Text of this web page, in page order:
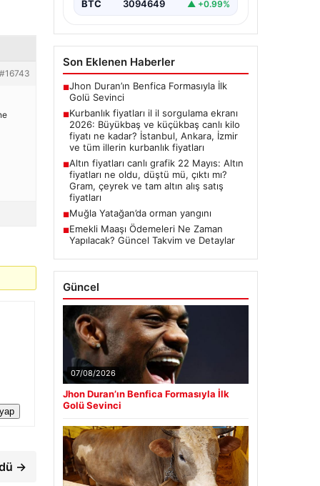
#16743
→
BTC 3094649 ▲ +0.99%
Son Eklenen Haberler
■Jhon Duran’ın Benfica Formasıyla İlk
Golü Sevinci
■Kurbanlık fiyatları il il sorgulama ekranı
2026: Büyükbaş ve küçükbaş canlı kilo
fiyatı ne kadar? İstanbul, Ankara, İzmir
ve tüm illerin kurbanlık fiyatları
■Altın fiyatları canlı grafik 22 Mayıs: Altın
fiyatları ne oldu, düştü mü, çıktı mı?
Gram, çeyrek ve tam altın alış satış
fiyatları
■Muğla Yatağan’da orman yangını
■Emekli Maaşı Ödemeleri Ne Zaman
Yapılacak? Güncel Takvim ve Detaylar
Güncel
07/08/2026
Jhon Duran’ın Benfica Formasıyla İlk
Golü Sevinci